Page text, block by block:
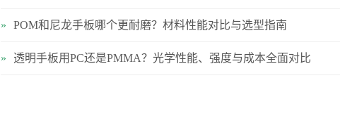
» POM和尼龙手板哪个更耐磨？材料性能对比与选型指南
» 透明手板用PC还是PMMA？光学性能、强度与成本全面对比